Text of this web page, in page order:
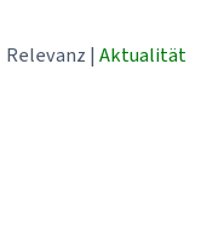
Relevanz | Aktualität